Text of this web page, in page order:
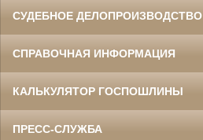
СУДЕБНОЕ ДЕЛОПРОИЗВОДСТВО
СПРАВОЧНАЯ ИНФОРМАЦИЯ
КАЛЬКУЛЯТОР ГОСПОШЛИНЫ
ПРЕСС-СЛУЖБА